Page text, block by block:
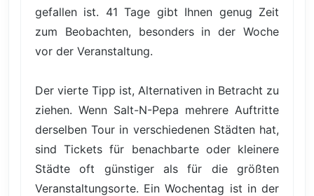
gefallen ist. 41 Tage gibt Ihnen genug Zeit
zum Beobachten, besonders in der Woche
vor der Veranstaltung.
Der vierte Tipp ist, Alternativen in Betracht zu
ziehen. Wenn Salt-N-Pepa mehrere Auftritte
derselben Tour in verschiedenen Städten hat,
sind Tickets für benachbarte oder kleinere
Städte oft günstiger als für die größten
Veranstaltungsorte. Ein Wochentag ist in der